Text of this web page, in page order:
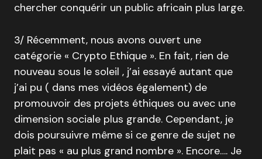
chercher conquérir un public africain plus large.
3/ Récemment, nous avons ouvert une
catégorie « Crypto Ethique ». En fait, rien de
nouveau sous le soleil , j’ai essayé autant que
j’ai pu ( dans mes vidéos également) de
promouvoir des projets éthiques ou avec une
dimension sociale plus grande. Cependant, je
dois poursuivre même si ce genre de sujet ne
plait pas « au plus grand nombre ». Encore…. Je